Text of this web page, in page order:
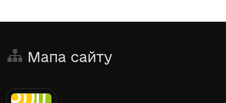
Мапа сайту